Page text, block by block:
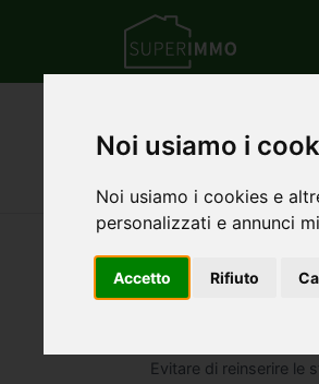
Noi usiamo i
Noi usiamo i cookies e
personalizzati e annunci
Accetto Rifiuto
Informativa
Utilizza i cookies in modo
In particolare:
Evitare di reinserire le